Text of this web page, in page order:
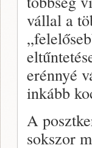
vállal a
erénnyé
inkább
A
sokszor